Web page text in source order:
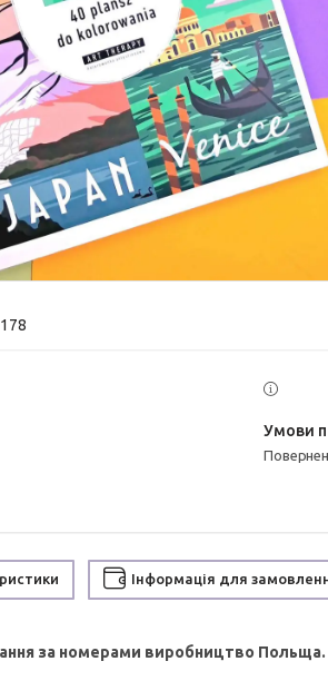
Інформація для
за номерами виробництво Польща.